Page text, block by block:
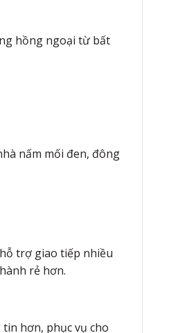
hồng ngoại từ bất
nấm mối đen, đông
trợ giao tiếp nhiều
rẻ hơn.
hơn, phục vụ cho